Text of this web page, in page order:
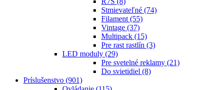
Stmievateľné (74)
Filament (55)
Vintage (37)
Multipack (15)
Pre rast rastlín (3)
LED moduly (29)
Pre svetelné reklamy (21)
Do svietidiel (8)
Príslušenstvo (901)